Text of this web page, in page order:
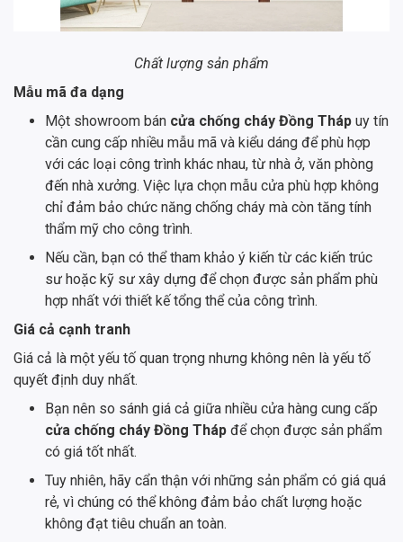
Chất lượng sản phẩm
Mẫu mã đa dạng
Một showroom bán cửa chống cháy Đồng Tháp uy tín
cần cung cấp nhiều mẫu mã và kiểu dáng để phù hợp
với các loại công trình khác nhau, từ nhà ở, văn phòng
đến nhà xưởng. Việc lựa chọn mẫu cửa phù hợp không
chỉ đảm bảo chức năng chống cháy mà còn tăng tính
thẩm mỹ cho công trình.
Nếu cần, bạn có thể tham khảo ý kiến từ các kiến trúc
sư hoặc kỹ sư xây dựng để chọn được sản phẩm phù
hợp nhất với thiết kế tổng thể của công trình.
Giá cả cạnh tranh
Giá cả là một yếu tố quan trọng nhưng không nên là yếu tố
quyết định duy nhất.
Bạn nên so sánh giá cả giữa nhiều cửa hàng cung cấp
cửa chống cháy Đồng Tháp để chọn được sản phẩm
có giá tốt nhất.
Tuy nhiên, hãy cẩn thận với những sản phẩm có giá quá
rẻ, vì chúng có thể không đảm bảo chất lượng hoặc
không đạt tiêu chuẩn an toàn.